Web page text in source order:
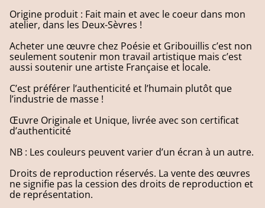
Origine produit : Fait main et avec le coeur dans mon
atelier, dans les Deux-Sèvres !
Acheter une œuvre chez Poésie et Gribouillis c’est non
seulement soutenir mon travail artistique mais c’est
aussi soutenir une artiste Française et locale.
C’est préférer l’authenticité et l’humain plutôt que
l’industrie de masse !
Œuvre Originale et Unique, livrée avec son certificat
d’authenticité
NB : Les couleurs peuvent varier d’un écran à un autre.
Droits de reproduction réservés. La vente des œuvres
ne signifie pas la cession des droits de reproduction et
de représentation.